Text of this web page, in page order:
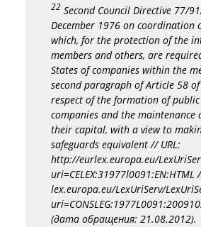
22 Second Council Directive 77/
December 1976 on coordination
which, for the protection of the
members and others, are
States of companies within the
second paragraph of Article 58
respect of the formation of
companies and the
their capital, with a view to
safeguards equivalent // URL:
http://eurlex.europa.eu/
lex.europa.eu/LexUriServ/
(дата обращения: 21.08.2012).